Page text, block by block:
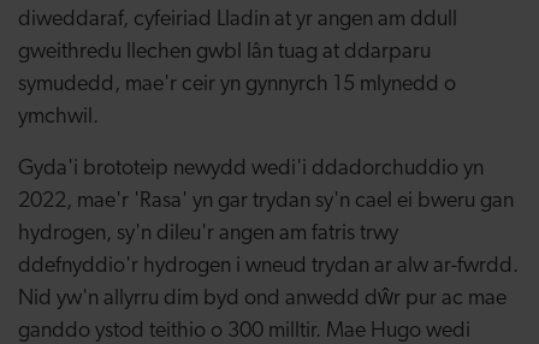
diweddaraf, cyfeiriad Lladin at yr angen am ddull
gweithredu llechen gwbl lân tuag at ddarparu
symudedd, mae'r ceir yn gynnyrch 15 mlynedd o
ymchwil.
Gyda'i brototeip newydd wedi'i ddadorchuddio yn
2022, mae'r 'Rasa' yn gar trydan sy'n cael ei bweru gan
hydrogen, sy'n dileu'r angen am fatris trwy
ddefnyddio'r hydrogen i wneud trydan ar alw ar-fwrdd.
Nid yw'n allyrru dim byd ond anwedd dŵr pur ac mae
ganddo ystod teithio o 300 milltir. Mae Hugo wedi